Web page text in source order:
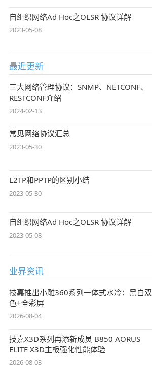
自组织网络Ad Hoc之OLSR 协议详解
2023-05-08
最近更新
三大网络管理协议：SNMP、NETCONF、
RESTCONF介绍
2024-02-13
常见网络协议汇总
2023-05-30
L2TP和PPTP的区别小结
2023-05-30
自组织网络Ad Hoc之OLSR 协议详解
2023-05-08
业界资讯
技嘉推出小雕360系列一体式水冷：黑白双
色+全彩屏
2026-08-04
技嘉X3D系列再添新成员 B850 AORUS
ELITE X3D主板强化性能体验
2026-08-03